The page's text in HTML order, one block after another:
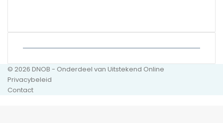
© 2026 DNOB - Onderdeel van Uitstekend Online
Privacybeleid
Contact